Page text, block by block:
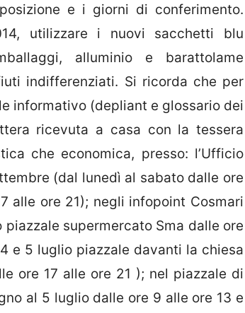
e i giorni di conferimento.
utilizzare i nuovi sacchetti blu
alluminio e barattolame
indifferenziati. Si ricorda che per
informativo (depliant e glossario dei
ricevuta a casa con la tessera
che economica, presso: l’Ufficio
(dal lunedì al sabato dalle ore
alle ore 21); negli infopoint Cosmari
supermercato Sma dalle ore
e 5 luglio piazzale davanti la chiesa
ore 17 alle ore 21 ); nel piazzale di
al 5 luglio dalle ore 9 alle ore 13 e